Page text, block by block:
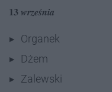
𝟏𝟑 𝒘𝒓𝒛𝒆𝒔́𝒏𝒊𝒂
Organek
Dżem
Zalewski